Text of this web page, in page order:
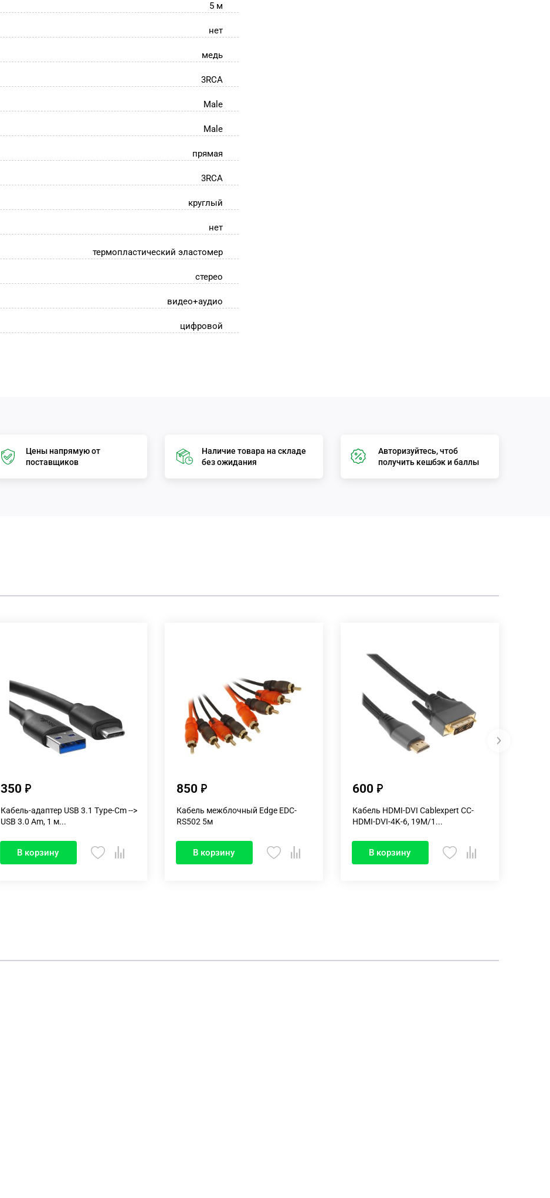
5 м
нет
медь
3RCA
Male
Male
прямая
3RCA
круглый
нет
термопластический эластомер
стерео
видео+аудио
цифровой
Цены напрямую от
поставщиков
Наличие товара на складе
без ожидания
Авторизуйтесь, чтоб
получить кешбэк и баллы
350
Кабель-адаптер USB 3.1 Type-Cm -->
USB 3.0 Am, 1 м...
В корзину
850
Кабель межблочный Edge EDC-
RS502 5м
В корзину
600
Кабель HDMI-DVI Cablexpert CC-
HDMI-DVI-4K-6, 19M/1...
В корзину